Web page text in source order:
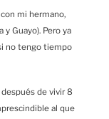
mi hermano,
y Guayo). Pero ya
no tengo tiempo
de vivir 8
al que